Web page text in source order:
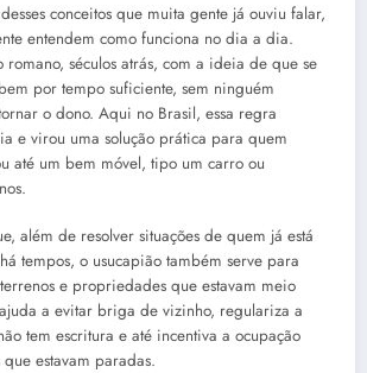
conceitos que muita gente já ouviu falar,
entendem como funciona no dia a dia.
séculos atrás, com a ideia de que se
por tempo suficiente, sem ninguém
o dono. Aqui no Brasil, essa regra
e virou uma solução prática para quem
até um bem móvel, tipo um carro ou
além de resolver situações de quem já está
tempos, o usucapião também serve para
e propriedades que estavam meio
a evitar briga de vizinho, regulariza a
tem escritura e até incentiva a ocupação
estavam paradas.